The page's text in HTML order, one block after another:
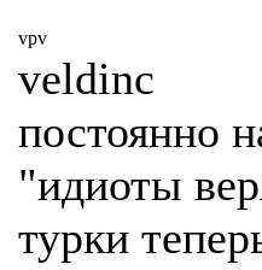
vpv
veldinc
постоянно
"идиоты
турки